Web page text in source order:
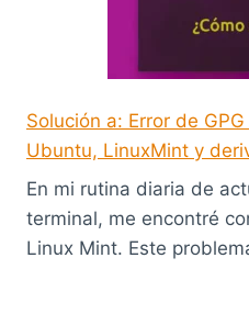
Solución a: Error de
Ubuntu, LinuxMint y
En mi rutina diaria de
terminal, me encontré
Linux Mint. Este